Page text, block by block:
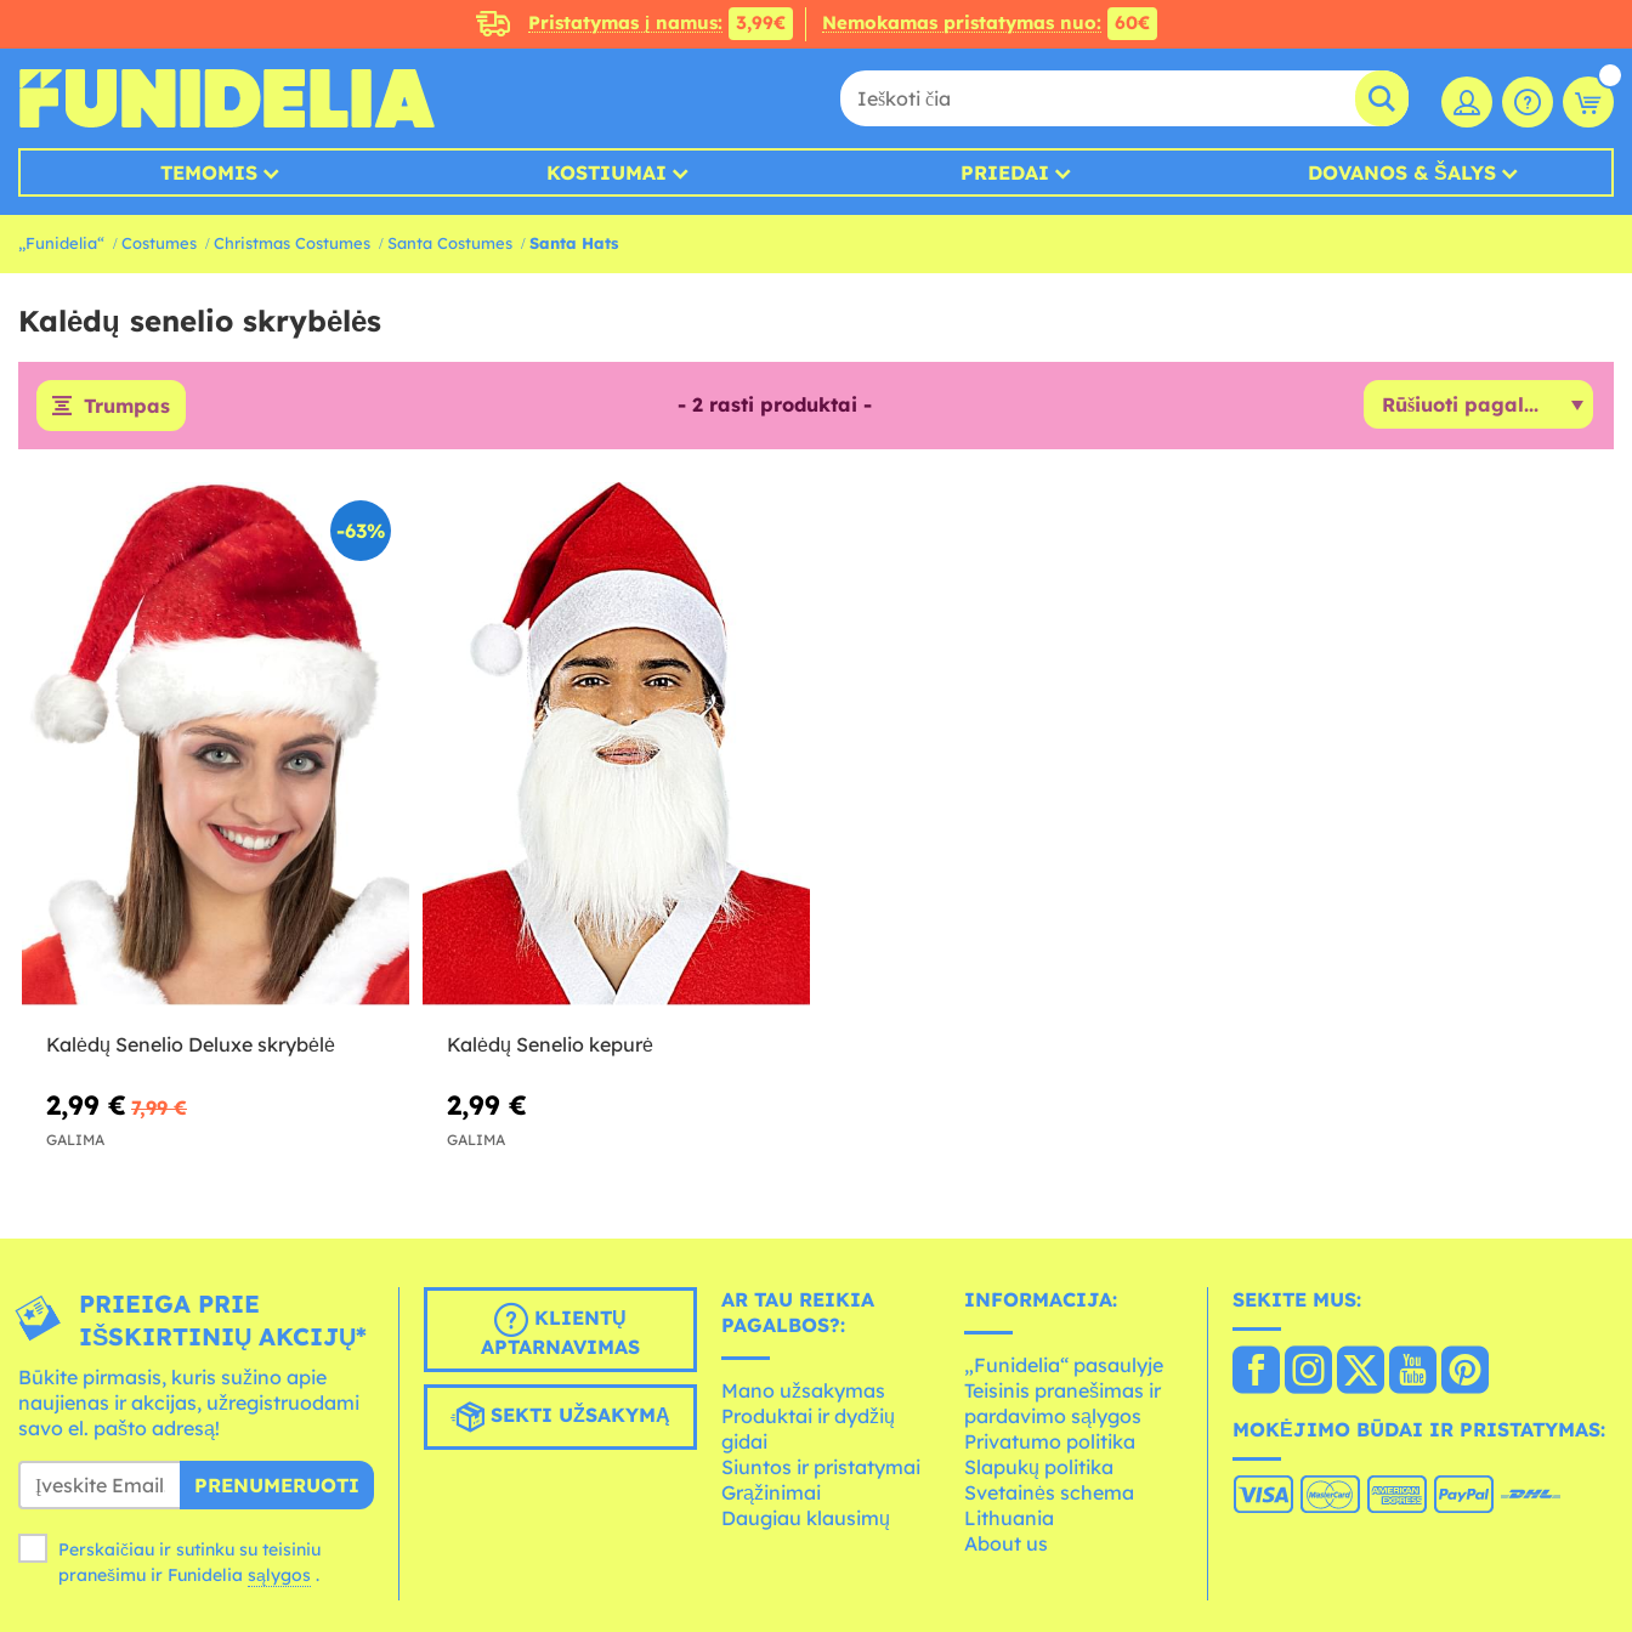
Pristatymas į namus: 3,99€ Nemokamas pristatymas nuo: 60€
TEMOMIS KOSTIUMAI PRIEDAI DOVANOS & ŠALYS
„Funidelia“ Costumes Christmas Costumes Santa Costumes Santa Hats
Kalėdų senelio skrybėlės
Trumpas - 2 rasti produktai -
-63%
Kalėdų Senelio Deluxe skrybėlė
2,99 € 7,99 €
GALIMA
Kalėdų Senelio kepurė
2,99 €
GALIMA
PRIEIGA PRIE
IŠSKIRTINIŲ AKCIJŲ*
Būkite pirmasis, kuris sužino apie
naujienas ir akcijas, užregistruodami
savo el. pašto adresą!
PRENUMERUOTI
Perskaičiau ir sutinku su teisiniu
pranešimu ir Funidelia sąlygos .
KLIENTŲ
APTARNAVIMAS
SEKTI UŽSAKYMĄ
AR TAU REIKIA
PAGALBOS?:
Mano užsakymas
Produktai ir dydžių
gidai
Siuntos ir pristatymai
Grąžinimai
Daugiau klausimų
INFORMACIJA:
„Funidelia“ pasaulyje
Teisinis pranešimas ir
pardavimo sąlygos
Privatumo politika
Slapukų politika
Svetainės schema
Lithuania
About us
SEKITE MUS:
MOKĖJIMO BŪDAI IR PRISTATYMAS: